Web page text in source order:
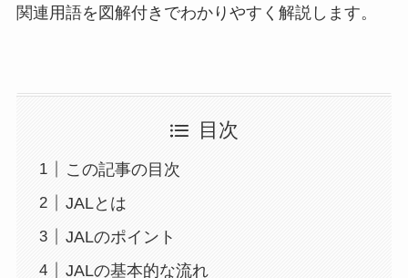
関連用語を図解付きでわかりやすく解説します。
目次
この記事の目次
JALとは
JALのポイント
JALの基本的な流れ